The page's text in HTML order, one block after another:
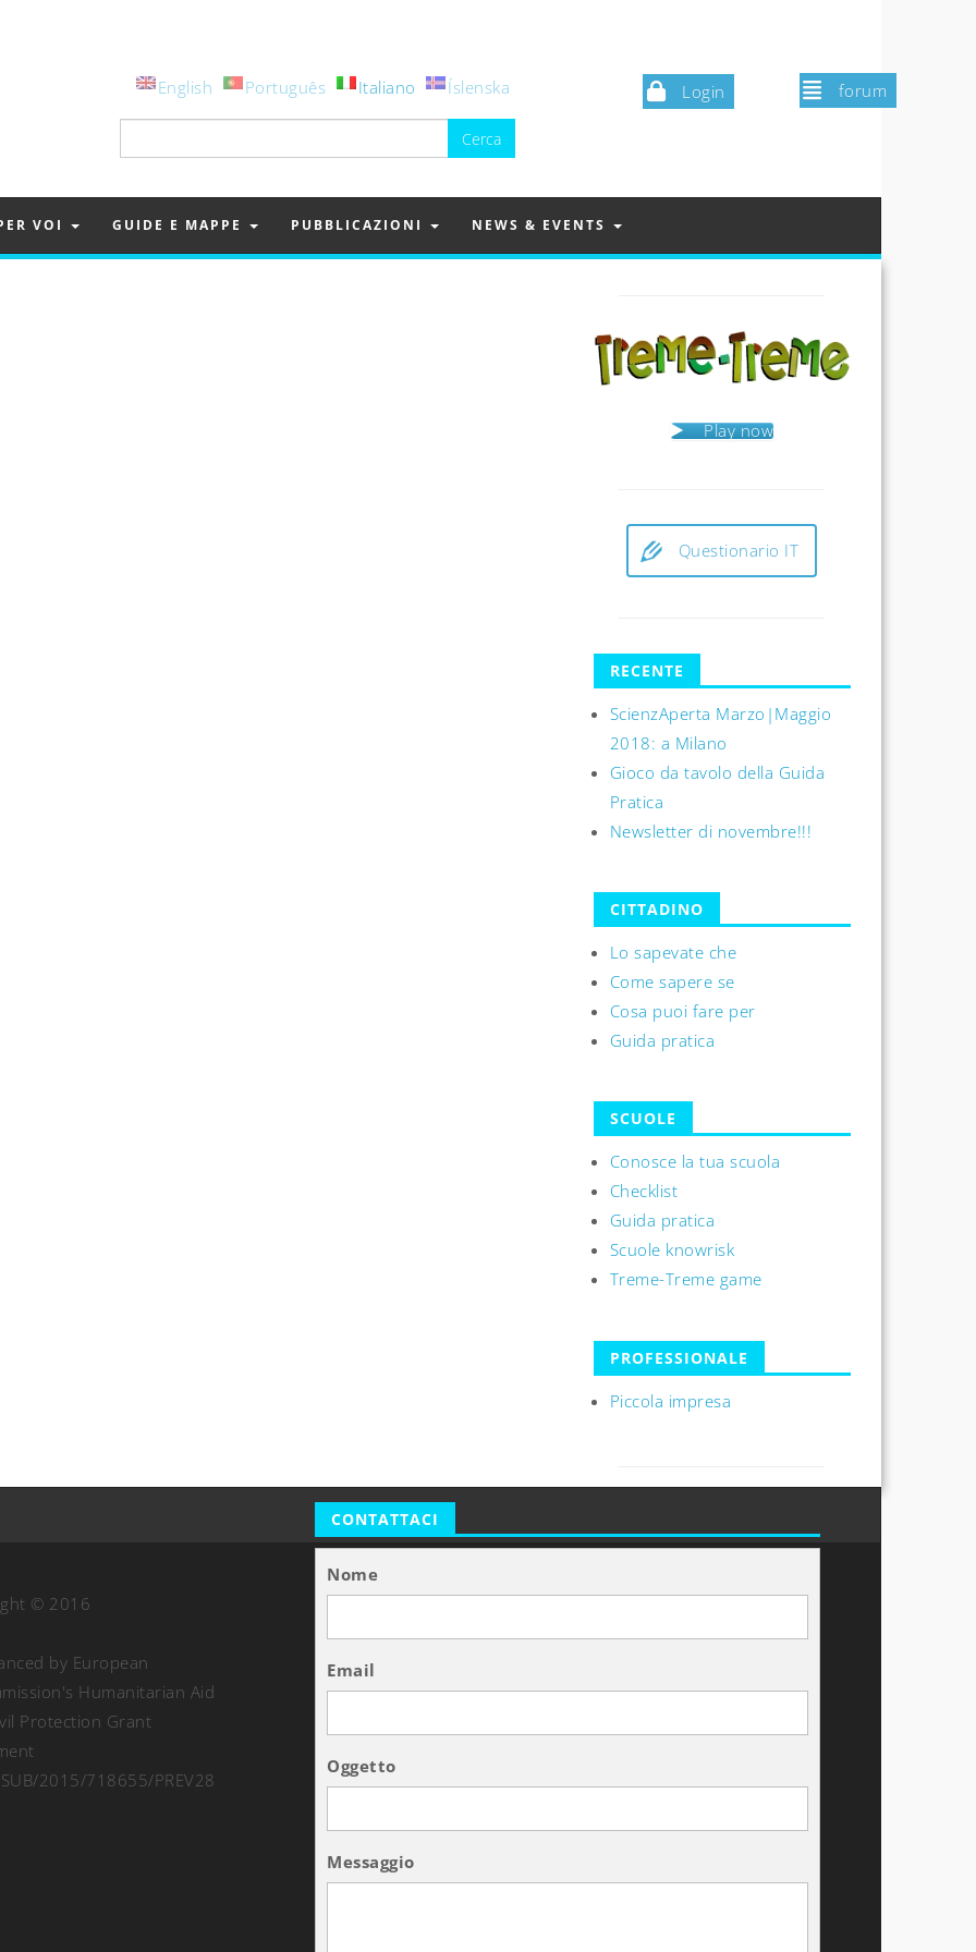
Login forum
English Português Italiano Íslenska
per:
VOI GUIDE E MAPPE PUBBLICAZIONI NEWS & EVENTS
Play now
Questionario IT
RECENTE
ScienzAperta Marzo|Maggio
2018: a Milano
Gioco da tavolo della Guida
Pratica
Newsletter di novembre!!!
CITTADINO
Lo sapevate che
Come sapere se
Cosa puoi fare per
Guida pratica
SCUOLE
Conosce la tua scuola
Checklist
Guida pratica
Scuole knowrisk
Treme-Treme game
PROFESSIONALE
Piccola impresa
© 2016
by European
Humanitarian Aid
Protection Grant
SUB/2015/718655/PREV28
CONTATTACI
Nome
Email
Oggetto
Messaggio